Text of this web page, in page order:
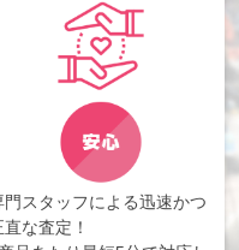
門スタッフによる迅速かつ
直な査定！